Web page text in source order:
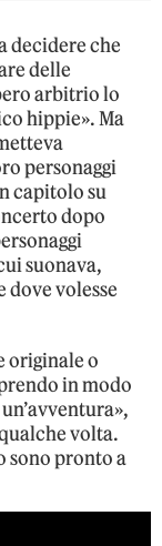
decidere che
delle
arbitrio lo
hippie». Ma
personaggi
capitolo su
dopo
suonava,
dove volesse
originale o
in modo
volta.
sono pronto a